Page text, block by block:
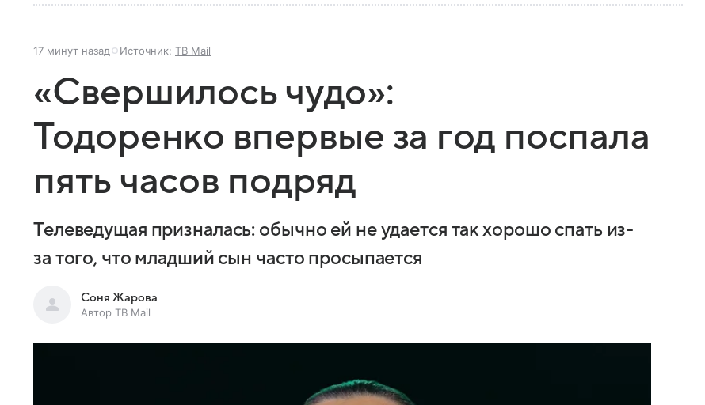
17 минут назад Источник: ТВ Mail
«Свершилось чудо»:
Тодоренко впервые за год поспала
пять часов подряд
Телеведущая призналась: обычно ей не удается так хорошо спать из-
за того, что младший сын часто просыпается
Соня Жарова
Автор ТВ Mail